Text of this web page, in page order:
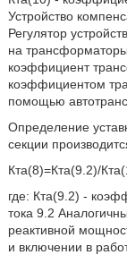
Устройство
Регулятор
на
коэффициент
коэффициентом
помощью
Определение
секции
Кта(8)=Кта(9.2)/
где: Кта(9.2) -
тока 9.2
реактивной
и включении в